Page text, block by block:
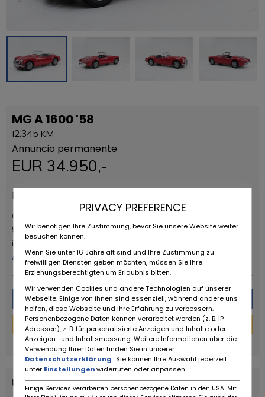
MG A 1600 '58
12.345 KM
Annuncio permanente
EUR 34.950,-
Fornitori
OLDTIMERFARM BV Address : Steenweg op Deinze 51c
9880 AALTER Belgium +32(0) 472 401338
info@oldtimerfarm.be VAT BE 0886.122.516
Altro da questo rivenditore
Messaggio
Finanziamento
powered bytarifcheck
Ubicazione
PRIVACY PREFERENCE
Wir benötigen Ihre Zustimmung, bevor Sie unsere Website weiter
besuchen können.
Wenn Sie unter 16 Jahre alt sind und Ihre Zustimmung zu
freiwilligen Diensten geben möchten, müssen Sie Ihre
Erziehungsberechtigten um Erlaubnis bitten.
Wir verwenden Cookies und andere Technologien auf unserer
Webseite. Einige von ihnen sind essenziell, während andere uns
helfen, diese Webseite und Ihre Erfahrung zu verbessern.
Personenbezogene Daten können verarbeitet werden (z. B. IP-
Adressen), z. B. für personalisierte Anzeigen und Inhalte oder
Anzeigen- und Inhaltsmessung. Weitere Informationen über die
Verwendung Ihrer Daten finden Sie in unserer
Datenschutzerklärung. Sie können Ihre Auswahl jederzeit
unter Einstellungenwiderrufen oder anpassen.
Einige Services verarbeiten personenbezogene Daten in den USA. Mit